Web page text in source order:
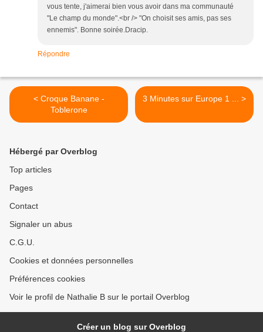
vous tente, j'aimerai bien vous avoir dans ma communauté
"Le champ du monde".<br /> "On choisit ses amis, pas ses
ennemis". Bonne soirée.Dracip.
Répondre
< Croque Banane -
Toblerone
3 Minutes sur Europe 1 ... >
Hébergé par Overblog
Top articles
Pages
Contact
Signaler un abus
C.G.U.
Cookies et données personnelles
Préférences cookies
Voir le profil de Nathalie B sur le portail Overblog
Créer un blog sur Overblog